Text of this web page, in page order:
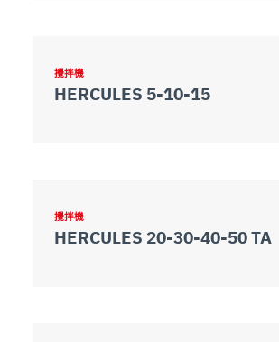
攪拌機
HERCULES 5-10-15
攪拌機
HERCULES 20-30-40-50 TA